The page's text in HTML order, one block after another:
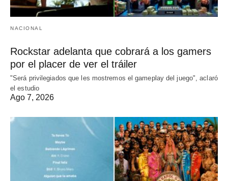
NACIONAL
Rockstar adelanta que cobrará a los gamers
por el placer de ver el tráiler
"Será privilegiados que les mostremos el gameplay del juego", aclaró
el estudio
Ago 7, 2026